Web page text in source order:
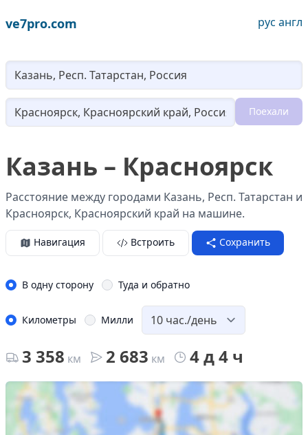
ve7pro.com рус англ
Loading...
Поехали
Казань – Красноярск
Расстояние между городами Казань, Респ. Татарстан и
Красноярск, Красноярский край на машине.
Навигация Встроить Сохранить
В одну сторону Туда и обратно
Километры Милли
3 358 км 2 683 км 4 д 4 ч